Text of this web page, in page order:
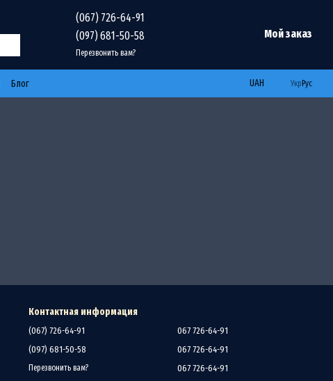
(067) 726-64-91
(097) 681-50-58
Перезвонить вам?
Мой заказ
Блог UAH Укр Рус
Контактная информация
(067) 726-64-91
(097) 681-50-58
Перезвонить вам?
067 726-64-91
067 726-64-91
067 726-64-91